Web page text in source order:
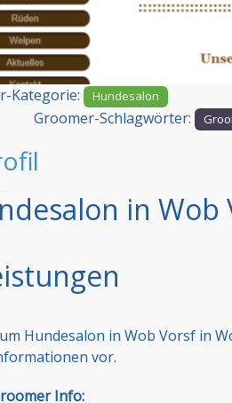
Kategorie: Hundesalon
Groomer-Schlagwörter:
in
Hundesalon in Wob Vorsf in
vor.
Info: